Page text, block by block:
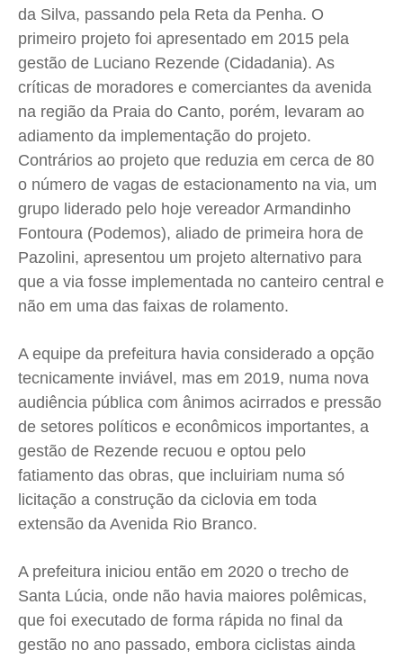
da Silva, passando pela Reta da Penha. O
primeiro projeto foi apresentado em 2015 pela
gestão de Luciano Rezende (Cidadania). As
críticas de moradores e comerciantes da avenida
na região da Praia do Canto, porém, levaram ao
adiamento da implementação do projeto.
Contrários ao projeto que reduzia em cerca de 80
o número de vagas de estacionamento na via, um
grupo liderado pelo hoje vereador Armandinho
Fontoura (Podemos), aliado de primeira hora de
Pazolini, apresentou um projeto alternativo para
que a via fosse implementada no canteiro central e
não em uma das faixas de rolamento.
A equipe da prefeitura havia considerado a opção
tecnicamente inviável, mas em 2019, numa nova
audiência pública com ânimos acirrados e pressão
de setores políticos e econômicos importantes, a
gestão de Rezende recuou e optou pelo
fatiamento das obras, que incluiriam numa só
licitação a construção da ciclovia em toda
extensão da Avenida Rio Branco.
A prefeitura iniciou então em 2020 o trecho de
Santa Lúcia, onde não havia maiores polêmicas,
que foi executado de forma rápida no final da
gestão no ano passado, embora ciclistas ainda